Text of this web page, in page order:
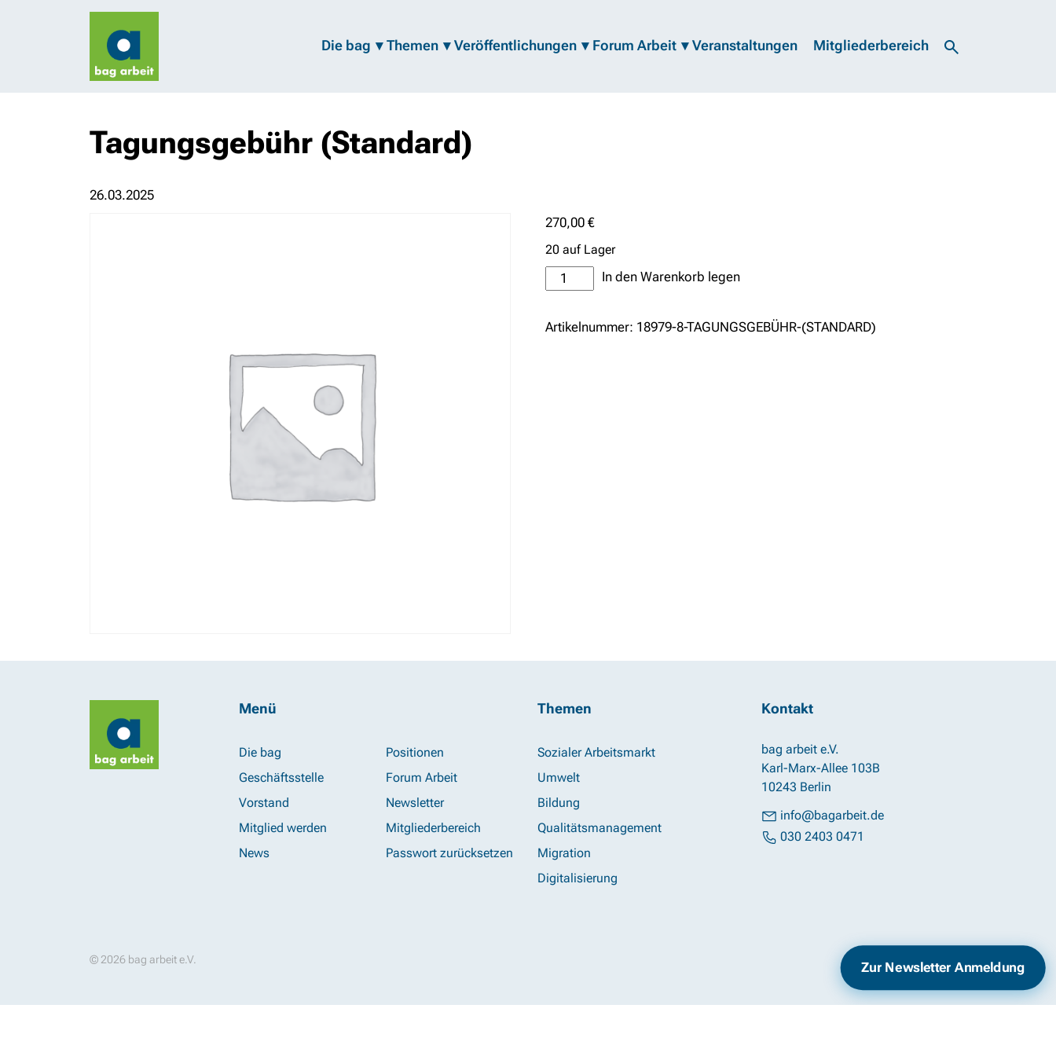
Die bag Themen Veröffentlichungen Forum Arbeit Veranstaltungen Mitgliederbereich
Tagungsgebühr (Standard)
26.03.2025
270,00€
20 auf Lager
Tagungsgebühr
(Standard)
In den Warenkorb legen
Artikelnummer: 18979-8-TAGUNGSGEBÜHR-(STANDARD)
Menü
Die bag
Geschäftsstelle
Vorstand
Mitglied werden
News
Positionen
Forum Arbeit
Newsletter
Mitgliederbereich
Passwort zurücksetzen
Themen
Sozialer Arbeitsmarkt
Umwelt
Bildung
Qualitätsmanagement
Migration
Digitalisierung
Kontakt
bag arbeit e.V.
Karl-Marx-Allee 103B
10243 Berlin
info@bagarbeit.de
030 2403 0471
© 2026 bag arbeit e.V. Impressum Datenschutz
Zur Newsletter Anmeldung